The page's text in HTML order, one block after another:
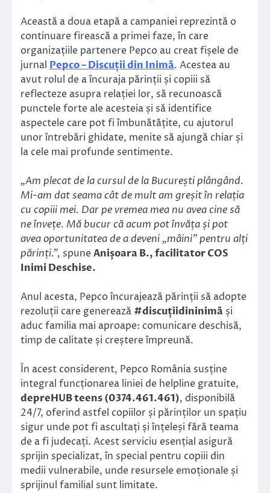
Această a doua etapă a campaniei reprezintă o
continuare firească a primei faze, în care
organizațiile partenere Pepco au creat fișele de
jurnal Pepco – Discuții din Inimă. Acestea au
avut rolul de a încuraja părinții și copiii să
reflecteze asupra relației lor, să recunoască
punctele forte ale acesteia și să identifice
aspectele care pot fi îmbunătățite, cu ajutorul
unor întrebări ghidate, menite să ajungă chiar și
la cele mai profunde sentimente.
„Am plecat de la cursul de la București plângând.
Mi-am dat seama cât de mult am greșit în relația
cu copiii mei. Dar pe vremea mea nu avea cine să
ne învețe. Mă bucur că acum pot învăța și pot
avea oportunitatea de a deveni „mâini” pentru alți
părinți.”, spuneAnișoara B., facilitator COS
Inimi Deschise.
Anul acesta, Pepco încurajează părinții să adopte
rezoluții care generează #discuțiidininimă și
aduc familia mai aproape: comunicare deschisă,
timp de calitate și creștere împreună.
În acest considerent, Pepco România susține
integral funcționarea liniei de helpline gratuite,
depreHUB teens (0374.461.461), disponibilă
24/7, oferind astfel copiilor și părinților un spațiu
sigur unde pot fi ascultați și înțeleși fără teama
de a fi judecați. Acest serviciu esențial asigură
sprijin specializat, în special pentru copiii din
medii vulnerabile, unde resursele emoționale și
sprijinul familial sunt limitate.